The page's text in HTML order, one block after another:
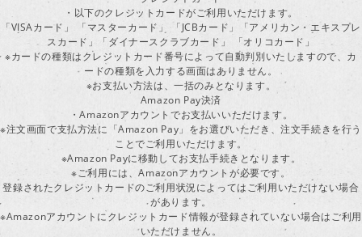
・以下のクレジットカードがご利用いただけます。
「VISAカード」 「マスターカード」 「JCBカード」「アメリカン・エキスプレ
スカード」「ダイナースクラブカード」 「オリコカード」
※カードの種類はクレジットカード番号によって自動判別いたしますので、カ
ードの種類を入力する画面はありません。
※お支払い方法は、一括のみとなります。
Amazon Pay決済
・Amazonアカウントでお支払いいただけます。
※注文画面で支払方法に「Amazon Pay」をお選びいただき、注文手続きを行う
ことでご利用いただけます。
※Amazon Payに移動してお支払手続きとなります。
※ご利用には、Amazonアカウントが必要です。
登録されたクレジットカードのご利用状況によってはご利用いただけない場合
があります。
※Amazonアカウントにクレジットカード情報が登録されていない場合はご利用
いただけません。